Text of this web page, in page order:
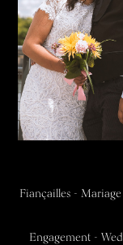
Fiançailles -
Engagement -